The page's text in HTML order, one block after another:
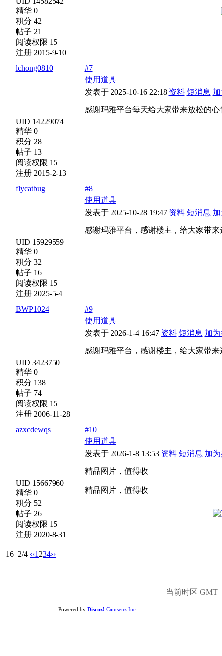
精华 0
积分 42
帖子 21
阅读权限 15
注册 2015-9-10
lchong0810
UID 14229074
精华 0
积分 28
帖子 13
阅读权限 15
注册 2015-2-13
#7
使用道具
发表于 2025-10-16 22:18 资料 短消息
感谢玛雅平台每天给大家带来放松的
flycatbug
UID 15929559
精华 0
积分 32
帖子 16
阅读权限 15
注册 2025-5-4
#8
使用道具
发表于 2025-10-28 19:47 资料 短消息
感谢玛雅平台，感谢楼主，给大家带
BWP1024
UID 3423750
精华 0
积分 138
帖子 74
阅读权限 15
注册 2006-11-28
#9
使用道具
发表于 2026-1-4 16:47 资料 短消息 加
感谢玛雅平台，感谢楼主，给大家带
azxcdewqs
UID 15667960
精华 0
积分 52
帖子 26
阅读权限 15
注册 2020-8-31
#10
使用道具
发表于 2026-1-8 13:53 资料 短消息 加
精品图片，值得收
精品图片，值得收
16 2/4 ‹‹1 234››
当前时区
Powered by Discuz! Comsenz Inc.